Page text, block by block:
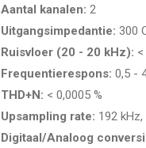
Aantal kanalen: 2
Uitgangsimpedantie: 300
Ruisvloer (20 - 20 kHz):
Frequentierespons: 0,5 -
THD+N: < 0,0005 %
Upsampling rate: 192
Digitaal/Analoog